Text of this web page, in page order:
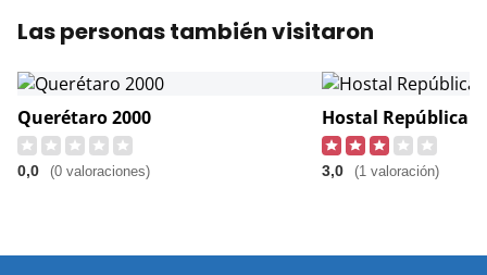
Las personas también visitaron
Querétaro 2000
0,0 (0 valoraciones)
Hostal República
3,0 (1 valoración)